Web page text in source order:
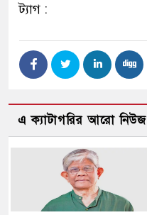
ট্যাগ :
এ ক্যাটাগরির আরো নিউজ